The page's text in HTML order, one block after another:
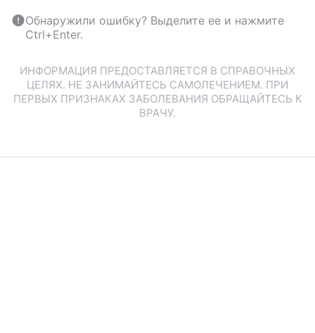
Обнаружили ошибку? Выделите ее и нажмите
Ctrl+Enter.
ИНФОРМАЦИЯ ПРЕДОСТАВЛЯЕТСЯ В СПРАВОЧНЫХ
ЦЕЛЯХ. НЕ ЗАНИМАЙТЕСЬ САМОЛЕЧЕНИЕМ. ПРИ
ПЕРВЫХ ПРИЗНАКАХ ЗАБОЛЕВАНИЯ ОБРАЩАЙТЕСЬ К
ВРАЧУ.